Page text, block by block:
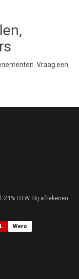
,
Vraag een
BTW. Bij afrekenen
Wero